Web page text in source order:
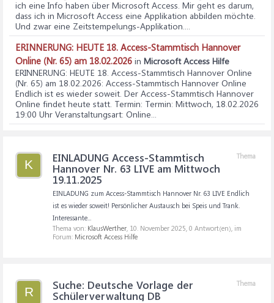
ich eine Info haben über Microsoft Access. Mir geht es darum,
dass ich in Microsoft Access eine Applikation abbilden möchte.
Und zwar eine Zeitstempelungs-Applikation....
ERINNERUNG: HEUTE 18. Access-Stammtisch Hannover
Online (Nr. 65) am 18.02.2026 in Microsoft Access Hilfe
ERINNERUNG: HEUTE 18. Access-Stammtisch Hannover Online
(Nr. 65) am 18.02.2026: Access-Stammtisch Hannover Online
Endlich ist es wieder soweit. Der Access-Stammtisch Hannover
Online findet heute statt. Termin: Termin: Mittwoch, 18.02.2026
19:00 Uhr Veranstaltungsart: Online...
K
Thema
EINLADUNG Access-Stammtisch
Hannover Nr. 63 LIVE am Mittwoch
19.11.2025
EINLADUNG zum Access-Stammtisch Hannover Nr. 63 LIVE Endlich
ist es wieder soweit! Persönlicher Austausch bei Speis und Trank.
Interessante...
Thema von: KlausWerther, 10. November 2025, 0 Antwort(en), im
Forum: Microsoft Access Hilfe
R
Thema
Suche: Deutsche Vorlage der
Schülerverwaltung DB